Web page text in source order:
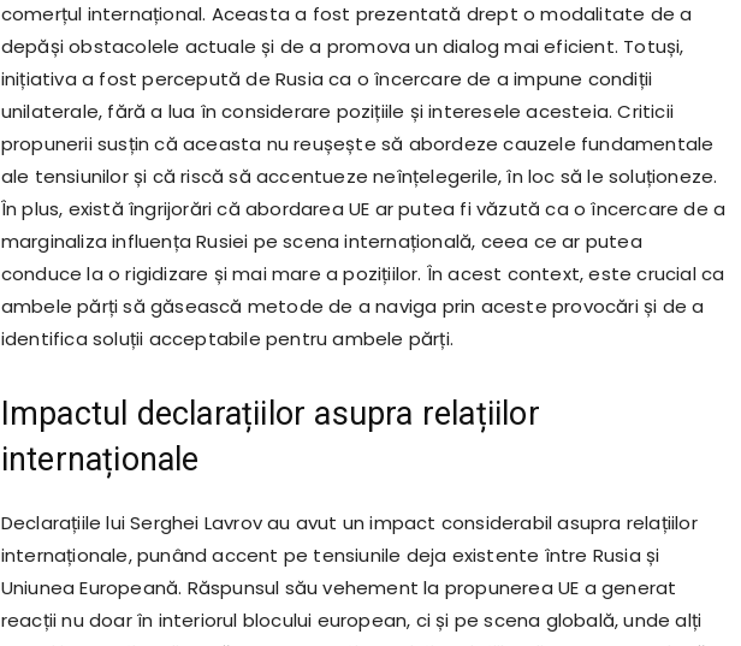
comerțul internațional. Aceasta a fost prezentată drept o modalitate de a
depăși obstacolele actuale și de a promova un dialog mai eficient. Totuși,
inițiativa a fost percepută de Rusia ca o încercare de a impune condiții
unilaterale, fără a lua în considerare pozițiile și interesele acesteia. Criticii
propunerii susțin că aceasta nu reușește să abordeze cauzele fundamentale
ale tensiunilor și că riscă să accentueze neînțelegerile, în loc să le soluționeze.
În plus, există îngrijorări că abordarea UE ar putea fi văzută ca o încercare de a
marginaliza influența Rusiei pe scena internațională, ceea ce ar putea
conduce la o rigidizare și mai mare a pozițiilor. În acest context, este crucial ca
ambele părți să găsească metode de a naviga prin aceste provocări și de a
identifica soluții acceptabile pentru ambele părți.
Impactul declarațiilor asupra relațiilor
internaționale
Declarațiile lui Serghei Lavrov au avut un impact considerabil asupra relațiilor
internaționale, punând accent pe tensiunile deja existente între Rusia și
Uniunea Europeană. Răspunsul său vehement la propunerea UE a generat
reacții nu doar în interiorul blocului european, ci și pe scena globală, unde alți